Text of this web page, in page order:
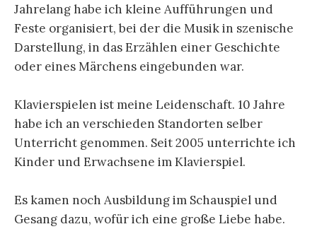
Jahrelang habe ich kleine Aufführungen und
Feste organisiert, bei der die Musik in szenische
Darstellung, in das Erzählen einer Geschichte
oder eines Märchens eingebunden war.
Klavierspielen ist meine Leidenschaft. 10 Jahre
habe ich an verschieden Standorten selber
Unterricht genommen. Seit 2005 unterrichte ich
Kinder und Erwachsene im Klavierspiel.
Es kamen noch Ausbildung im Schauspiel und
Gesang dazu, wofür ich eine große Liebe habe.